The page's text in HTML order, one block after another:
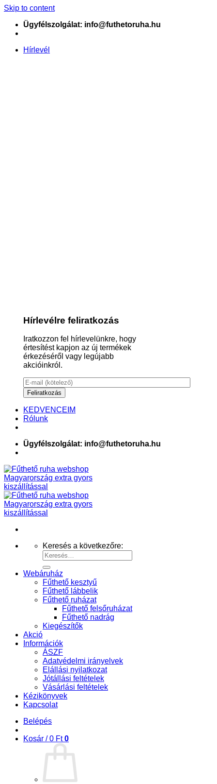
Skip to content
Ügyfélszolgálat: info@futhetoruha.hu
Hírlevél
Hírlevélre feliratkozás
Iratkozzon fel hírlevelünkre, hogy
értesítést kapjon az új termékek
érkezéséről vagy legújabb
akcióinkról.
KEDVENCEIM
Rólunk
Ügyfélszolgálat: info@futhetoruha.hu
Keresés a következőre:
Webáruház
Fűthető kesztyű
Fűthető lábbelik
Fűthető ruházat
Fűthető felsőruházat
Fűthető nadrág
Kiegészítők
Akció
Információk
ÁSZF
Adatvédelmi irányelvek
Elállási nyilatkozat
Jótállási feltételek
Vásárlási feltételek
Kézikönyvek
Kapcsolat
Belépés
Kosár /0 Ft 0